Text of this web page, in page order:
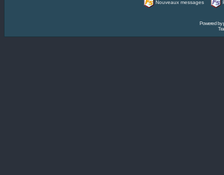
Nouveaux messages
Powered by